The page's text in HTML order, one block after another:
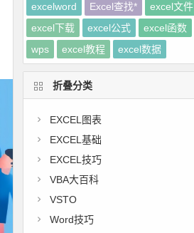
excelword
Excel查找* excel文件
excel下载
excel公式 excel函数
wps
excel教程 excel数据
折叠分类
EXCEL图表
EXCEL基础
EXCEL技巧
VBA大百科
VSTO
Word技巧